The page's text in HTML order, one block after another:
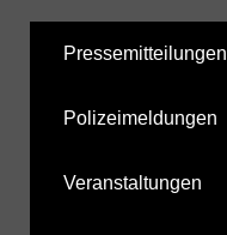
Pressemitteilungen
Polizeimeldungen
Veranstaltungen